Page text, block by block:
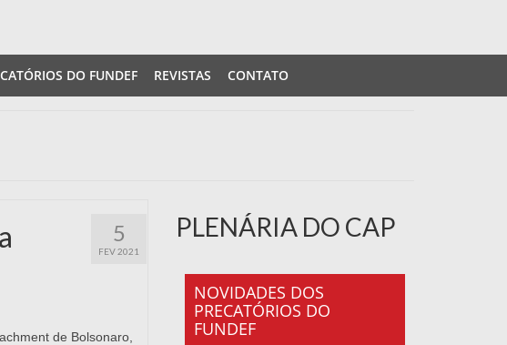
DO FUNDEF REVISTAS CONTATO
5
FEV 2021
de Bolsonaro,
PLENÁRIA DO CAP
NOVIDADES DOS
PRECATÓRIOS DO
FUNDEF